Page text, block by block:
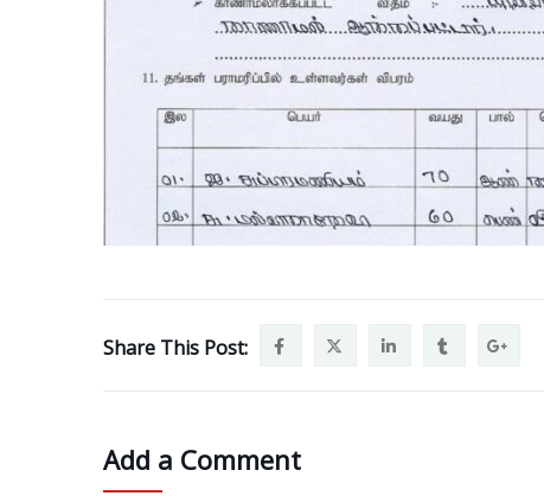
Share This Post:
Add a Comment